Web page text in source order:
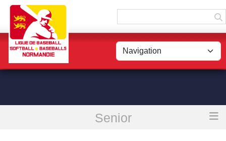
Senior
Rouen vs Saint-Lô
Panneau de gestion des cookies